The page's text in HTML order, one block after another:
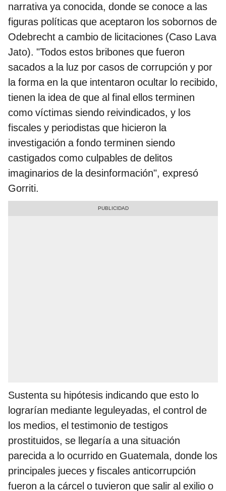
narrativa ya conocida, donde se conoce a las
figuras políticas que aceptaron los sobornos de
Odebrecht a cambio de licitaciones (Caso Lava
Jato). "Todos estos bribones que fueron
sacados a la luz por casos de corrupción y por
la forma en la que intentaron ocultar lo recibido,
tienen la idea de que al final ellos terminen
como víctimas siendo reivindicados, y los
fiscales y periodistas que hicieron la
investigación a fondo terminen siendo
castigados como culpables de delitos
imaginarios de la desinformación", expresó
Gorriti.
Sustenta su hipótesis indicando que esto lo
lograrían mediante leguleyadas, el control de
los medios, el testimonio de testigos
prostituidos, se llegaría a una situación
parecida a lo ocurrido en Guatemala, donde los
principales jueces y fiscales anticorrupción
fueron a la cárcel o tuvieron que salir al exilio o